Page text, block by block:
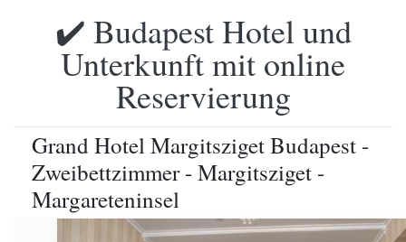
✔️ Budapest Hotel und
Unterkunft mit online
Reservierung
Grand Hotel Margitsziget Budapest -
Zweibettzimmer - Margitsziget -
Margareteninsel